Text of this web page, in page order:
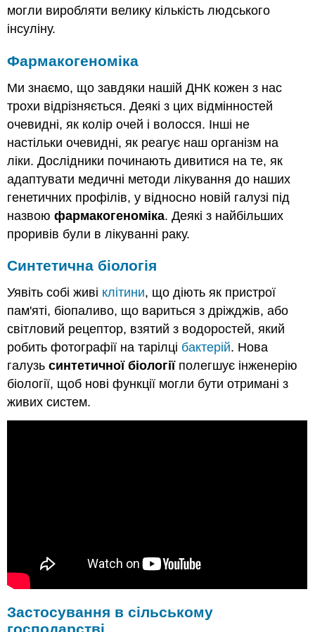
могли виробляти велику кількість людського
інсуліну.
Фармакогеноміка
Ми знаємо, що завдяки нашій ДНК кожен з нас
трохи відрізняється. Деякі з цих відмінностей
очевидні, як колір очей і волосся. Інші не
настільки очевидні, як реагує наш організм на
ліки. Дослідники починають дивитися на те, як
адаптувати медичні методи лікування до наших
генетичних профілів, у відносно новій галузі під
назвоюфармакогеноміка. Деякі з найбільших
проривів були в лікуванні раку.
Синтетична біологія
Уявіть собі живі клітини, що діють як пристрої
пам'яті, біопаливо, що вариться з дріжджів, або
світловий рецептор, взятий з водоростей, який
робить фотографії на тарілці бактерій. Нова
галузьсинтетичної біологіїполегшує інженерію
біології, щоб нові функції могли бути отримані з
живих систем.
Застосування в сільському